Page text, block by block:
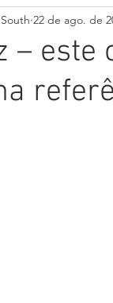
– este
22 de ago. de